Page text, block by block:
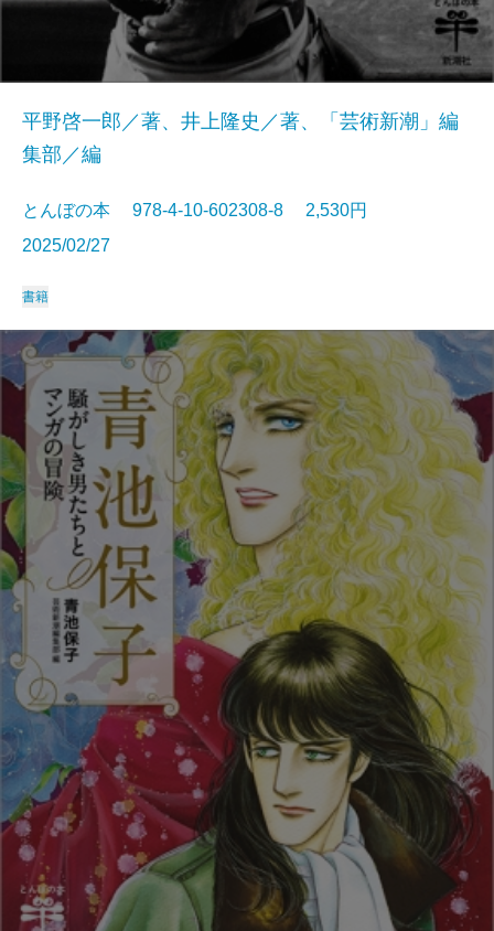
平野啓一郎／著、井上隆史／著、「芸術新潮」編
集部／編
とんぼの本 978-4-10-602308-8 2,530円
2025/02/27
書籍